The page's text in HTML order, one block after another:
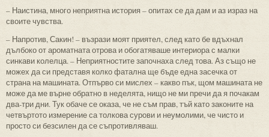
– Наистина, много неприятна история – опитах се да дам и аз израз на
своите чувства.
– Напротив, Сакин! – възрази моят приятел, след като бе вдъхнал
дълбоко от ароматната отрова и обогатяваше интериора с малки
синкави колелца. – Неприятностите започнаха след това. Аз също не
можех да си представя колко фатална ще бъде една засечка от
страна на машината. Отпърво си мислех – какво пък, щом машината не
може да ме върне обратно в неделята, нищо не ми пречи да я почакам
два-три дни. Тук обаче се оказа, че не съм прав, тъй като законите на
четвъртото измерение са толкова сурови и неумолими, че чисто и
просто си безсилен да се съпротивляваш.